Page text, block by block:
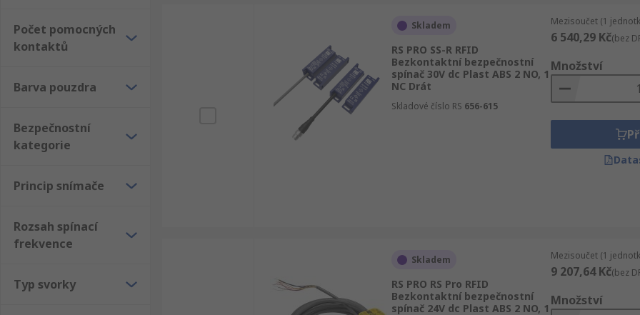
Počet pomocných
kontaktů
Barva pouzdra
Bezpečnostní
kategorie
Princip snímače
Rozsah spínací
frekvence
Typ svorky
Skladem
RS PRO SS-R RFID
Bezkontaktní bezpečnostní
spínač 30V dc Plast ABS 2 NO, 1
NC Drát
Skladové číslo RS 656-615
Mezisoučet (1
6 540,29 Kč(bez
Množství
Skladem
RS PRO RS Pro RFID
Bezkontaktní bezpečnostní
spínač 24V dc Plast ABS 2 NO, 1
Mezisoučet (1
9 207,64 Kč(bez
Množství